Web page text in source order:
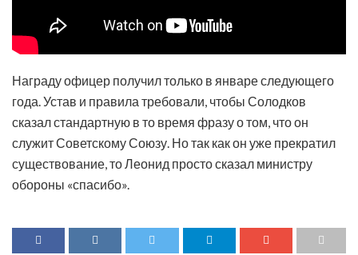
Награду офицер получил только в январе следующего
года. Устав и правила требовали, чтобы Солодков
сказал стандартную в то время фразу о том, что он
служит Советскому Союзу. Но так как он уже прекратил
существование, то Леонид просто сказал министру
обороны «спасибо».